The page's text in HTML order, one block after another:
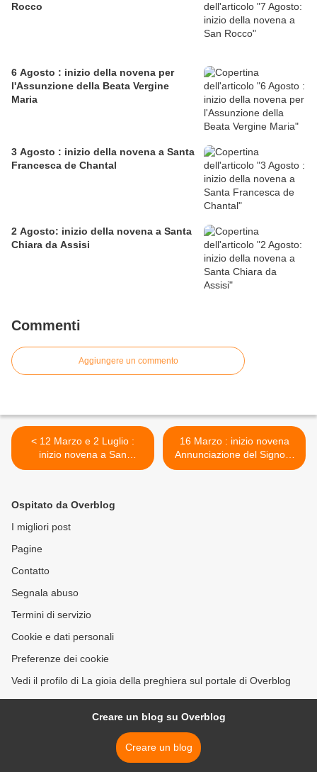
Rocco
6 Agosto : inizio della novena per
l'Assunzione della Beata Vergine
Maria
3 Agosto : inizio della novena a Santa
Francesca de Chantal
2 Agosto: inizio della novena a Santa
Chiara da Assisi
Commenti
Aggiungere un commento
< 12 Marzo e 2 Luglio :
inizio novena a San
Benedetto da Norcia
16 Marzo : inizio novena
Annunciazione del Signore
>
Ospitato da Overblog
I migliori post
Pagine
Contatto
Segnala abuso
Termini di servizio
Cookie e dati personali
Preferenze dei cookie
Vedi il profilo di La gioia della preghiera sul portale di Overblog
Creare un blog su Overblog
Creare un blog